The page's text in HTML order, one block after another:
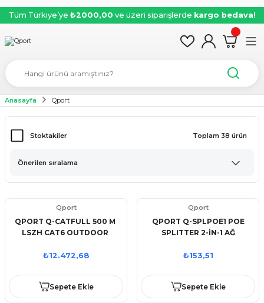
Tüm Türkiye’ye ₺2000,00 ve üzeri siparişlerde kargo bedava!
Anasayfa Qport
Stoktakiler Toplam 38 ürün
Qport
QPORT Q-CATFULL 500 M
LSZH CAT6 OUTDOOR
SİYAH KABLO
₺12.472,68
Sepete Ekle
Qport
QPORT Q-SPLPOE1 POE
SPLITTER 2-İN-1 AĞ
RJ45 KONNEKTÖRÜ
₺153,51
Sepete Ekle